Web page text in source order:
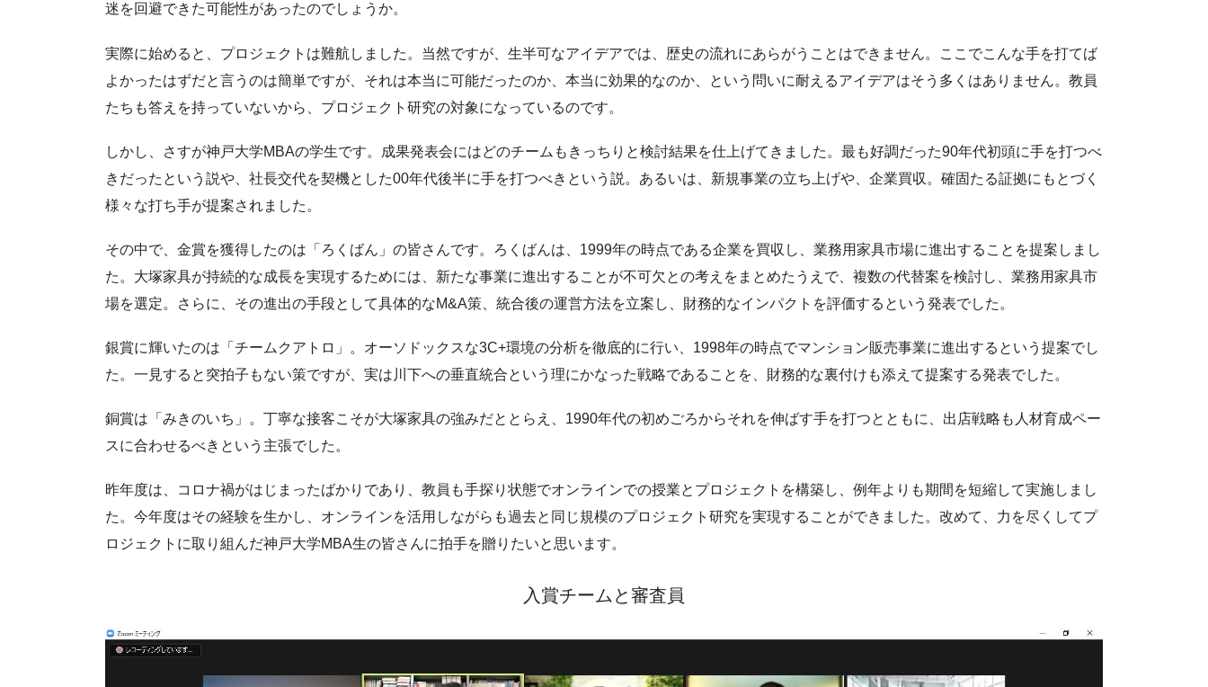
迷を回避できた可能性があったのでしょうか。
実際に始めると、プロジェクトは難航しました。当然ですが、生半可なアイデアでは、歴史の流れにあらがうことはできません。ここでこんな手を打てば
よかったはずだと言うのは簡単ですが、それは本当に可能だったのか、本当に効果的なのか、という問いに耐えるアイデアはそう多くはありません。教員
たちも答えを持っていないから、プロジェクト研究の対象になっているのです。
しかし、さすが神戸大学MBAの学生です。成果発表会にはどのチームもきっちりと検討結果を仕上げてきました。最も好調だった90年代初頭に手を打つべ
きだったという説や、社長交代を契機とした00年代後半に手を打つべきという説。あるいは、新規事業の立ち上げや、企業買収。確固たる証拠にもとづく
様々な打ち手が提案されました。
その中で、金賞を獲得したのは「ろくばん」の皆さんです。ろくばんは、1999年の時点である企業を買収し、業務用家具市場に進出することを提案しまし
た。大塚家具が持続的な成長を実現するためには、新たな事業に進出することが不可欠との考えをまとめたうえで、複数の代替案を検討し、業務用家具市
場を選定。さらに、その進出の手段として具体的なM&A策、統合後の運営方法を立案し、財務的なインパクトを評価するという発表でした。
銀賞に輝いたのは「チームクアトロ」。オーソドックスな3C+環境の分析を徹底的に行い、1998年の時点でマンション販売事業に進出するという提案でし
た。一見すると突拍子もない策ですが、実は川下への垂直統合という理にかなった戦略であることを、財務的な裏付けも添えて提案する発表でした。
銅賞は「みきのいち」。丁寧な接客こそが大塚家具の強みだととらえ、1990年代の初めごろからそれを伸ばす手を打つとともに、出店戦略も人材育成ペー
スに合わせるべきという主張でした。
昨年度は、コロナ禍がはじまったばかりであり、教員も手探り状態でオンラインでの授業とプロジェクトを構築し、例年よりも期間を短縮して実施しまし
た。今年度はその経験を生かし、オンラインを活用しながらも過去と同じ規模のプロジェクト研究を実現することができました。改めて、力を尽くしてプ
ロジェクトに取り組んだ神戸大学MBA生の皆さんに拍手を贈りたいと思います。
入賞チームと審査員